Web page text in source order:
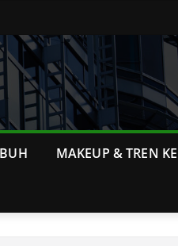
MAKEUP & TREN